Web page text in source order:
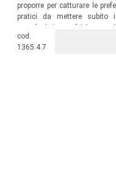
proporre per catturare le
pratici da mettere subito
sorprenderli con dettagli
cod.
1365.4.7